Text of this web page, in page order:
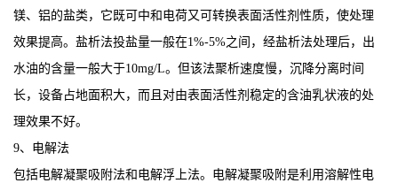
镁、铝的盐类，它既可中和电荷又可转换表面活性剂性质，使处理
效果提高。盐析法投盐量一般在1%-5%之间，经盐析法处理后，出
水油的含量一般大于10mg/L。但该法聚析速度慢，沉降分离时间
长，设备占地面积大，而且对由表面活性剂稳定的含油乳状液的处
理效果不好。
9、电解法
包括电解凝聚吸附法和电解浮上法。电解凝聚吸附是利用溶解性电